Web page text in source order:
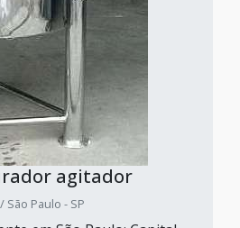
agitador
Paulo - SP